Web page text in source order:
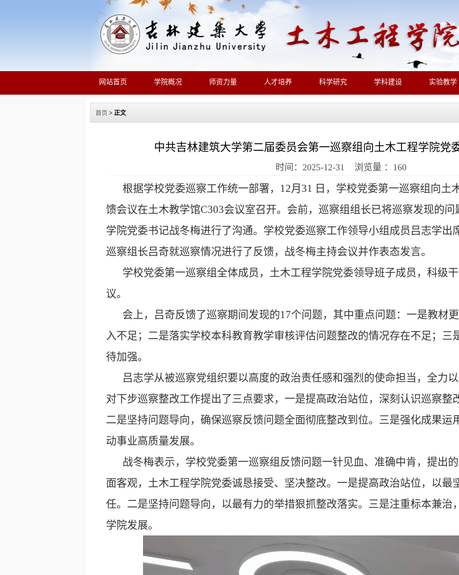
网站首页 学院概况 师资力量 人才培养 科学研究 学科建设 实验教学
首页 > 正文
中共吉林建筑大学第二届委员会第一巡察组向土木工程学院党
时间：2025-12-31 浏览量 ： 160
根据学校党委巡察工作统一部署，12月31 日，学校党委第一巡察组向土
馈会议在土木教学馆C303会议室召开。会前，巡察组组长已将巡察发现的
学院党委书记战冬梅进行了沟通。学校党委巡察工作领导小组成员吕志学出
巡察组长吕奇就巡察情况进行了反馈，战冬梅主持会议并作表态发言。
学校党委第一巡察组全体成员，土木工程学院党委领导班子成员，科级
议。
会上，吕奇反馈了巡察期间发现的17个问题，其中重点问题：一是教材
入不足；二是落实学校本科教育教学审核评估问题整改的情况存在不足；三
待加强。
吕志学从被巡察党组织要以高度的政治责任感和强烈的使命担当，全力以
对下步巡察整改工作提出了三点要求，一是提高政治站位，深刻认识巡察整
二是坚持问题导向，确保巡察反馈问题全面彻底整改到位。三是强化成果运
动事业高质量发展。
战冬梅表示，学校党委第一巡察组反馈问题一针见血、准确中肯，提出
面客观，土木工程学院党委诚恳接受、坚决整改。一是提高政治站位，以最
任。二是坚持问题导向，以最有力的举措狠抓整改落实。三是注重标本兼治
学院发展。